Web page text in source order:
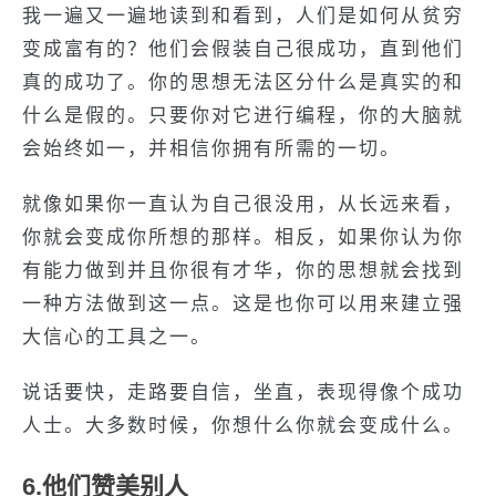
我一遍又一遍地读到和看到，人们是如何从贫穷
变成富有的？他们会假装自己很成功，直到他们
真的成功了。你的思想无法区分什么是真实的和
什么是假的。只要你对它进行编程，你的大脑就
会始终如一，并相信你拥有所需的一切。
就像如果你一直认为自己很没用，从长远来看，
你就会变成你所想的那样。相反，如果你认为你
有能力做到并且你很有才华，你的思想就会找到
一种方法做到这一点。这是也你可以用来建立强
大信心的工具之一。
说话要快，走路要自信，坐直，表现得像个成功
人士。大多数时候，你想什么你就会变成什么。
6.他们赞美别人